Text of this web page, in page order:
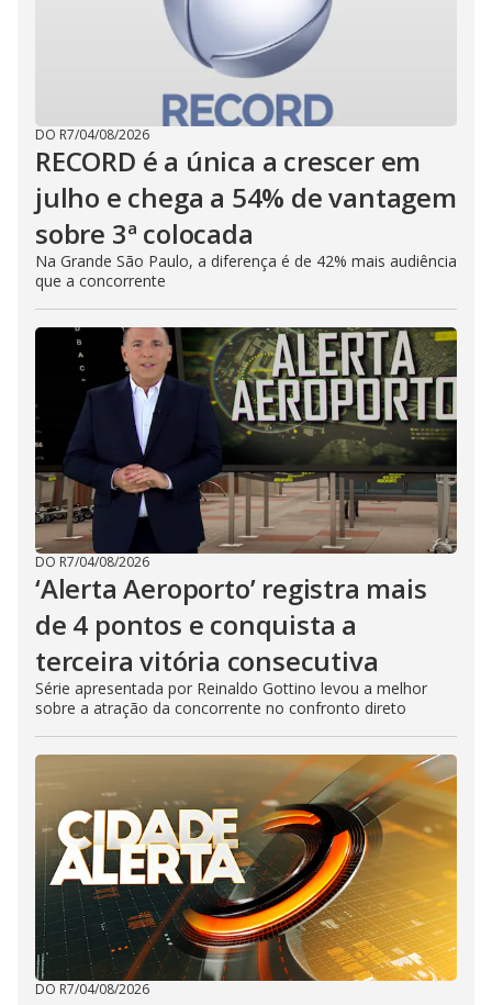
DO R7/04/08/2026
RECORD é a única a crescer em
julho e chega a 54% de vantagem
sobre 3ª colocada
Na Grande São Paulo, a diferença é de 42% mais audiência
que a concorrente
DO R7/04/08/2026
‘Alerta Aeroporto’ registra mais
de 4 pontos e conquista a
terceira vitória consecutiva
Série apresentada por Reinaldo Gottino levou a melhor
sobre a atração da concorrente no confronto direto
DO R7/04/08/2026